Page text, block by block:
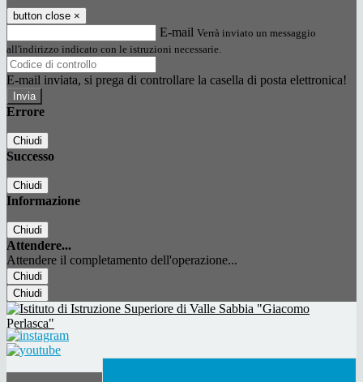
button close ×
E-mail Verrà inviato un messaggio
all'indirizzo indicato con le istruzioni necessarie.
E-mail inviata, si prega di controllare la casella di posta elettronica!
Errore
Chiudi
Successo
Chiudi
Informazione
Chiudi
Attendere...
Attendere il completamento dell'operazione...
Chiudi
Chiudi